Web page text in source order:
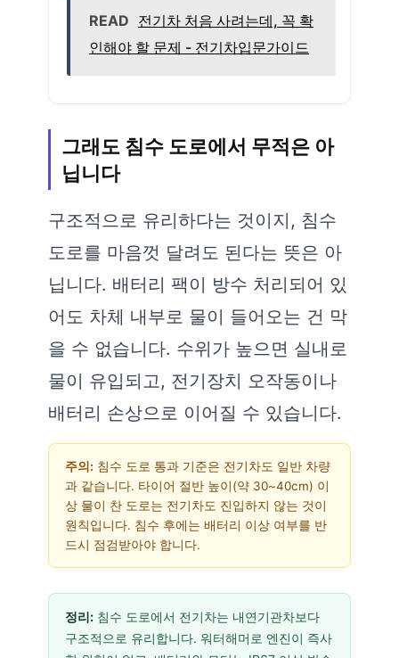
READ 전기차 처음 사려는데, 꼭 확
인해야 할 문제 - 전기차입문가이드
그래도 침수 도로에서 무적은 아
닙니다
구조적으로 유리하다는 것이지, 침수
도로를 마음껏 달려도 된다는 뜻은 아
닙니다. 배터리 팩이 방수 처리되어 있
어도 차체 내부로 물이 들어오는 건 막
을 수 없습니다. 수위가 높으면 실내로
물이 유입되고, 전기장치 오작동이나
배터리 손상으로 이어질 수 있습니다.
주의: 침수 도로 통과 기준은 전기차도 일반 차량
과 같습니다. 타이어 절반 높이(약 30~40cm) 이
상 물이 찬 도로는 전기차도 진입하지 않는 것이
원칙입니다. 침수 후에는 배터리 이상 여부를 반
드시 점검받아야 합니다.
정리: 침수 도로에서 전기차는 내연기관차보다
구조적으로 유리합니다. 워터해머로 엔진이 즉사